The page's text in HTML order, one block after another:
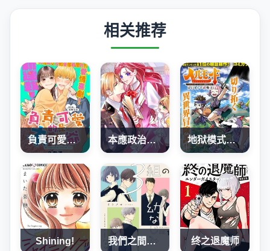
相关推荐
負責可愛的是本大爺 本應政治聯姻了的前男友 （現上司）追着我求複合 地狱模式～喜欢速通游戏的玩家在废设定异世界无双
Shining! 我們之間，只差一句喜歡 终之退魔师